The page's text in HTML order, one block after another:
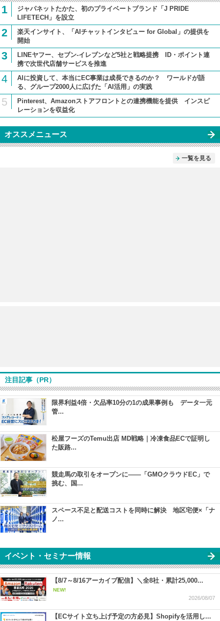
1
ジャパネットたかた、初のプライベートブランド「J PRIDE
LIFETECH」を設立
2
楽天インサイト、「AIチャットインタビュー for Global」の提供を
開始
3
LINEヤフー、セブン-イレブンなど5社と戦略提携 ID・ポイント連
携で次世代店舗サービスを推進
4
AIに投資して、本当にEC事業は成長できるのか？ ワールドが語
る、グループ2000人に広げた「AI活用」の実践
5
Pinterest、Amazonストアフロントとの連携機能を提供 インスピ
レーションを収益化
オススメニュース
一覧を見る
注目記事（PR）
限界利益4倍・欠品率10分の1の成果事例も データ一元
管...
松屋フーズのTemu出店 MD戦略｜冷凍食品ECで証明し
た販路...
競走馬の取引をオープンに――「GMOクラウドEC」で
挑む、国...
スペース不足と配送コストを同時に解決 地区宅便×「ナ
ノ...
イベント・セミナー情報
【8/7～8/16アーカイブ配信】＼全8社・累計25,000...
NEW!
2026/08/07
【ECサイト立ち上げ予定の方必見】Shopifyを活用し...